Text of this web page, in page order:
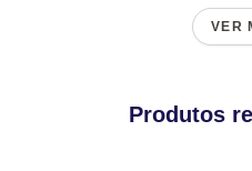
VER
Produtos